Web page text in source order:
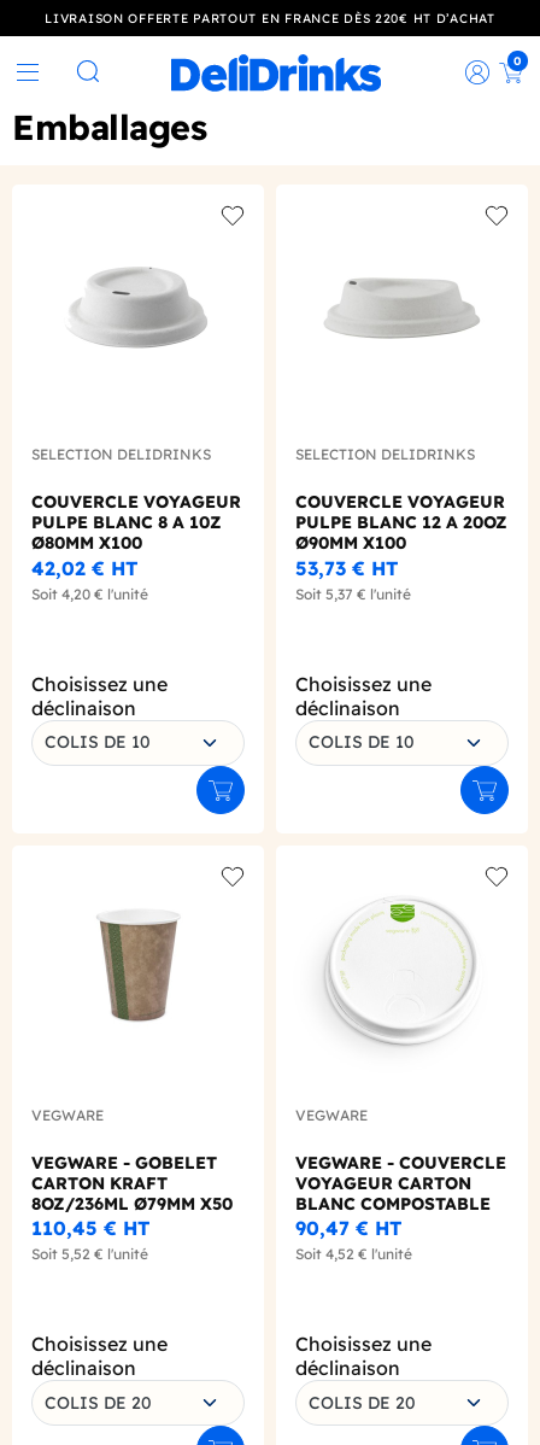
LIVRAISON OFFERTE PARTOUT EN FRANCE DÈS 220€ HT D’ACHAT
Rechercher
0
Emballages
SELECTION DELIDRINKS
COUVERCLE VOYAGEUR
PULPE BLANC 8 A 10Z
Ø80MM X100
42,02 € HT
Soit 4,20 € l'unité
Choisissez une
déclinaison
COLIS DE 10
Ajouter au panier
SELECTION DELIDRINKS
COUVERCLE VOYAGEUR
PULPE BLANC 12 A 20OZ
Ø90MM X100
53,73 € HT
Soit 5,37 € l'unité
Choisissez une
déclinaison
COLIS DE 10
VEGWARE
VEGWARE - GOBELET
CARTON KRAFT
8OZ/236ML Ø79MM X50
LOGO REGLEMENTAIRE
110,45 € HT
Soit 5,52 € l'unité
Choisissez une
déclinaison
COLIS DE 20
VEGWARE
VEGWARE - COUVERCLE
VOYAGEUR CARTON
BLANC COMPOSTABLE
Ø79MM X50
90,47 € HT
Soit 4,52 € l'unité
Choisissez une
déclinaison
COLIS DE 20